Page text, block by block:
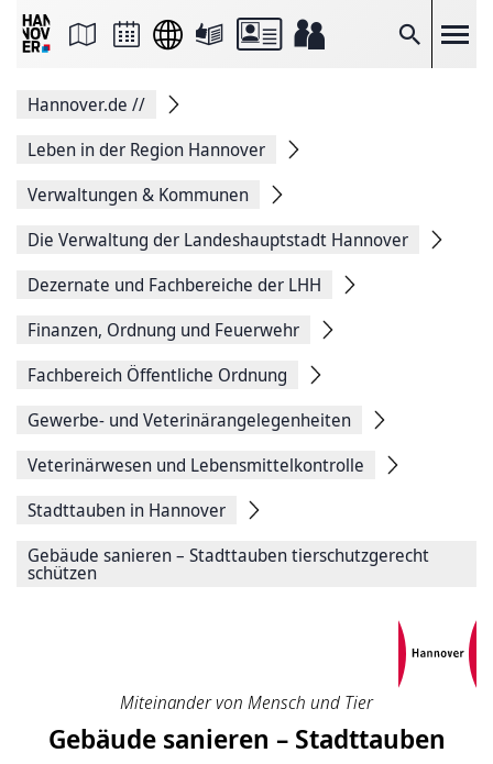
Suche
Seite
Facebook
teilen
Seitenlink
Seite
Hannover.de //
Leben in der Region Hannover
Verwaltungen & Kommunen
Die Verwaltung der Landeshauptstadt Hannover
Dezernate und Fachbereiche der LHH
Finanzen, Ordnung und Feuerwehr
Fachbereich Öffentliche Ordnung
Gewerbe- und Veterinärangelegen­heiten
Veterinärwesen und Lebensmittelkontrolle
Stadttauben in Hannover
Gebäude sanieren – Stadttauben tierschutzgerecht
schützen
Miteinander von Mensch und Tier
Gebäude sanieren – Stadttauben